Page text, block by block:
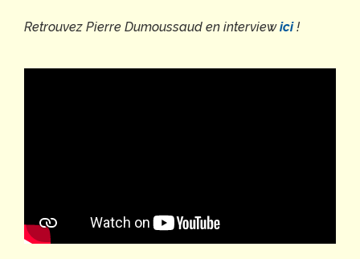
Retrouvez Pierre Dumoussaud en interviewici!